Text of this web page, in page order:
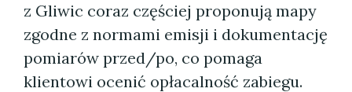
z Gliwic coraz częściej proponują mapy
zgodne z normami emisji i dokumentację
pomiarów przed/po, co pomaga
klientowi ocenić opłacalność zabiegu.